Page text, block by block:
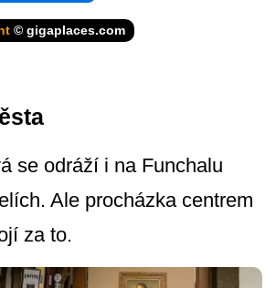
© gigaplaces.com
se odráží i na Funchalu
Ale procházka centrem
za to.